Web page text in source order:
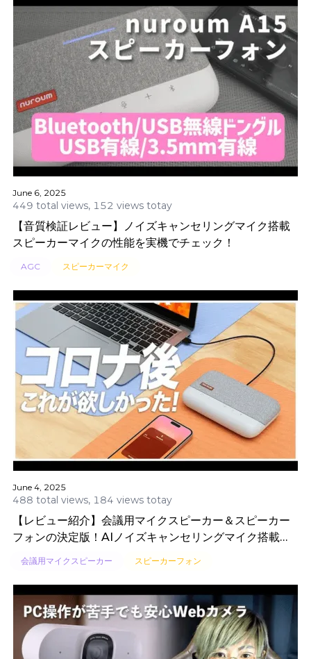
June 6, 2025
449 total views, 152 views totay
【音質検証レビュー】ノイズキャンセリングマイク搭載
スピーカーマイクの性能を実機でチェック！
AGC スピーカーマイク
June 4, 2025
488 total views, 184 views totay
【レビュー紹介】会議用マイクスピーカー＆スピーカー
フォンの決定版！AIノイズキャンセリングマイク搭載
会議用マイクスピーカー スピーカーフォン